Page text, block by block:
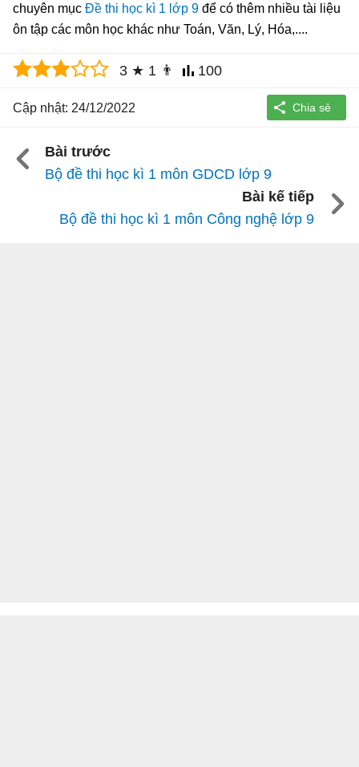
chuyên mục Đề thi học kì 1 lớp 9 để có thêm nhiều tài liệu
ôn tập các môn học khác như Toán, Văn, Lý, Hóa,....
3 ★ 1 👨 100
Cập nhật: 24/12/2022
Bài trước
Bộ đề thi học kì 1 môn GDCD lớp 9
Bài kế tiếp
Bộ đề thi học kì 1 môn Công nghệ lớp 9